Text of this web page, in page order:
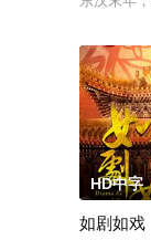
HD中字
如剧如戏